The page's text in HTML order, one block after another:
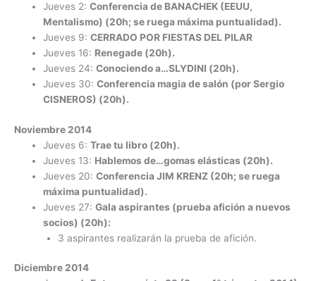
Jueves 2:Conferencia de BANACHEK (EEUU,
Mentalismo) (20h; se ruega máxima puntualidad).
Jueves 9:CERRADO POR FIESTAS DEL PILAR
Jueves 16: Renegade (20h).
Jueves 24:Conociendo a…SLYDINI (20h).
Jueves 30:Conferencia magia de salón (por Sergio
CISNEROS) (20h).
Noviembre 2014
Jueves 6:Trae tu libro (20h).
Jueves 13: Hablemos de…gomas elásticas (20h).
Jueves 20:Conferencia JIM KRENZ (20h; se ruega
máxima puntualidad).
Jueves 27:Gala aspirantes (prueba afición a nuevos
socios) (20h):
3 aspirantes realizarán la prueba de afición.
Diciembre 2014